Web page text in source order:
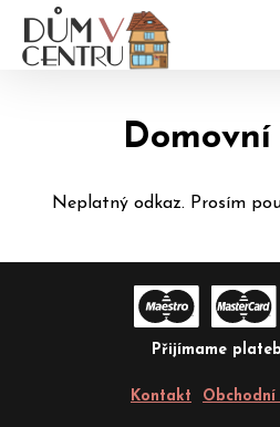
O
Neplatný odkaz. Prosím
Přijímame
Kontakt